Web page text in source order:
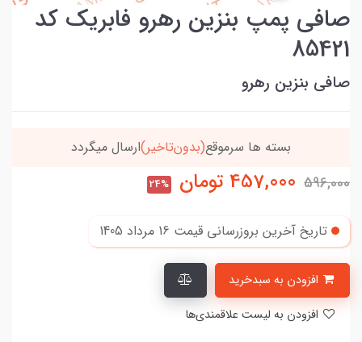
صافی پمپ بنزین رهرو فابریک کد
85421
صافی بنزین رهرو
بسته ها سرموقع(بدون‌تاخیر)ارسال میگردد
596,000
457,000 تومان 24%
تاریخ آخرین بروزرسانی قیمت 16 مرداد 1405